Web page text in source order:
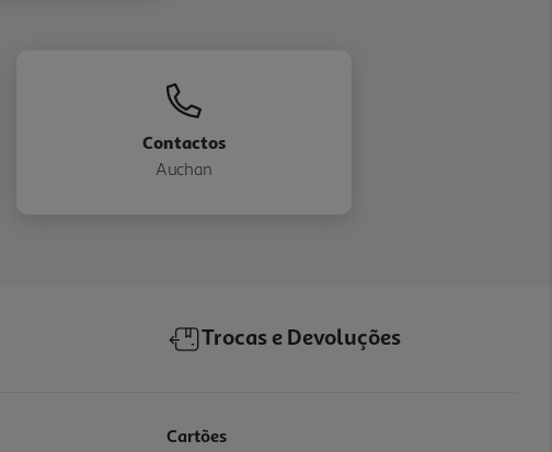
Contactos
Auchan
Trocas e Devoluções
Cartões